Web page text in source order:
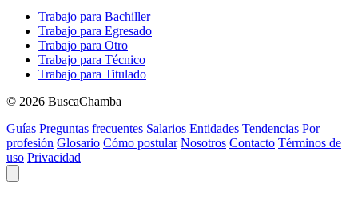
Trabajo para Bachiller
Trabajo para Egresado
Trabajo para Otro
Trabajo para Técnico
Trabajo para Titulado
© 2026 BuscaChamba
Guías Preguntas frecuentes Salarios Entidades Tendencias Por
profesión Glosario Cómo postular Nosotros Contacto Términos de
uso Privacidad